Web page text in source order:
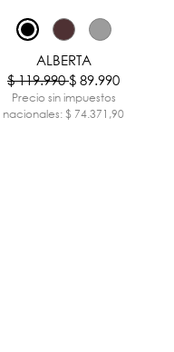
-25%
ALBERTA
$ 119.990$ 89.990
Precio sin impuestos
nacionales: $ 74.371,90